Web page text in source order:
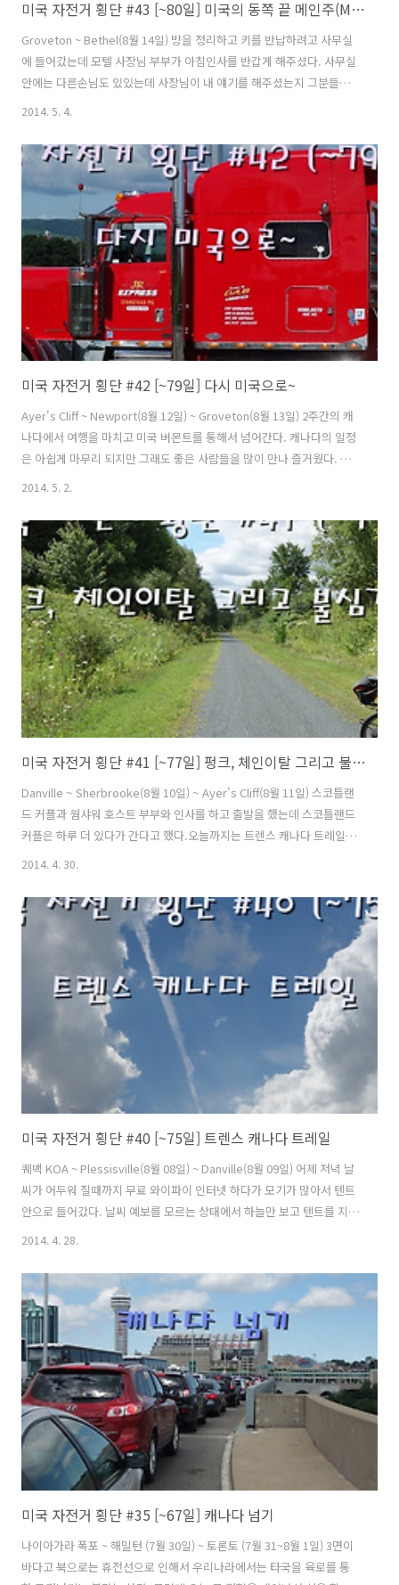
미국 자전거 횡단 #43 [~80일] 미국의 동쪽 끝 메인주(Maine)
Groveton ~ Bethel(8월 14일) 방을 정리하고 키를 반납하려고 사무실
에 들어갔는데 모텔 사장님 부부가 아침인사를 반갑게 해주셨다. 사무실
안에는 다른손님도 있있는데 사장님이 내 얘기를 해주셨는지 그분들과
도 인사를 나누었다. 아주머니가 따듯한 커피도 타주시고 오늘은 어디로
산이 있는데 거기 가보지 않겠냐고 하신다. 산이름이 워싱턴(Mt.
Washington / 1917m)이라는 이름의 산인데 정상까지 자전거를 타고
올라갈 수 있다고 하신다. 높냐고 물어보니 지도를 보여주시면서 손동작
으로 높낮이를 설명해 주셨다. 옆에 있던 손님도 덩달아 부추기는데 하마
터면 넘어갈뻔했다. ㅋㅋ 콜로라도를 넘어온 이후로는 산이면 경기할거
같아 ..
2014. 5. 4.
미국 자전거 횡단 #42 [~79일] 다시 미국으로~
Ayer's Cliff ~ Newport(8월 12일) ~ Groveton(8월 13일) 2주간의 캐
나다에서 여행을 마치고 미국 버몬트를 통해서 넘어간다. 캐나다의 일정
은 아쉽게 마무리 되지만 그래도 좋은 사람들을 많이 만나 즐거웠다. 나
중에 기회가 된다면 토론트, 몬트리올, 오타와 같은 도시들을 꼭 다시 가
출발 준비를 한다. 쫓기듯 다음 목적지를 향해 새벽이나 아침일찍 출발해
야 된다는 부담감이 없어졌다. 캠핑장에서 아침식사를 하지 않고 나와서
서브웨이에 먹기위해 들어갔다. 미국에서는 서브웨이를 잘 이용하지 않
았는데 캐나다에서는 몇번 이용했다. 메뉴는 실수하지 않기 위해 늘 주문
하는 것으로 했다. 괜히 다른거 주문하다가 맛없으면 후회..
2014. 5. 2.
미국 자전거 횡단 #41 [~77일] 펑크, 체인이탈 그리고 불심검문
Danville ~ Sherbrooke(8월 10일) ~ Ayer's Cliff(8월 11일) 스코틀랜
드 커플과 웜샤워 호스트 부부와 인사를 하고 출발을 했는데 스코틀랜드
커플은 하루 더 있다가 간다고 했다.오늘까지는 트렌스 캐나다 트레일을
타고 조금더 달리기로 했다.트렌스 캐나다 트레일을 타고 라이딩한지 4
시간은 많아져서 나를 돌아볼 수 기회가 생겨 좋은 것 같다.그러나 한편
으로는 아무도 없는 이길을 혼자 달릴 생각을 하니 사람이들이 그리워진
다.좋은것도 계속 보면 질린다고 했는데 질리기 시작할때쯤 트레일에서
빠져 나가야겠다.며칠동안 검은 먹구름과 함께 비가 오락가락 했는데 오
늘도 비슷한 날이 이어질 것 같다. 미국 일리노이에 있는 ..
2014. 4. 30.
미국 자전거 횡단 #40 [~75일] 트렌스 캐나다 트레일
퀘백 KOA ~ Plessisville(8월 08일) ~ Danville(8월 09일) 어제 저녁 날
씨가 어두워 질때까지 무료 와이파이 인터넷 하다가 모기가 많아서 텐트
안으로 들어갔다. 날씨 예보를 모르는 상태에서 하늘만 보고 텐트를 지붕
이 있는 곳으로 옮길지 결정하기가 쉽지 않았다. 혹시나 하는 마음에 텐
없이 새벽이 될때까지 비가 왔고 아침에는 비가 오락가락 했다. 하늘에는
여전히 짙게 드리운 검은 먹구름이 언제고 비가 쏟아질 기세다. 텐트를
걷지 않고 식사를 했는데 옆에 있던 텐트에서 지붕아래 테이블에서 식사
를 하려는지 준비를 하고 있었다. 신례가 되지 않게 텐트를 한쪽 구석으
로 밀어 넣고 다른 분들이 식사를 할 수 있도록 했다...
2014. 4. 28.
미국 자전거 횡단 #35 [~67일] 캐나다 넘기
나이아가라 폭포 ~ 해밀턴 (7월 30일) ~ 토론토 (7월 31~8월 1일) 3면이
바다고 북으로는 휴전선으로 인해서 우리나라에서는 타국을 육로를 통